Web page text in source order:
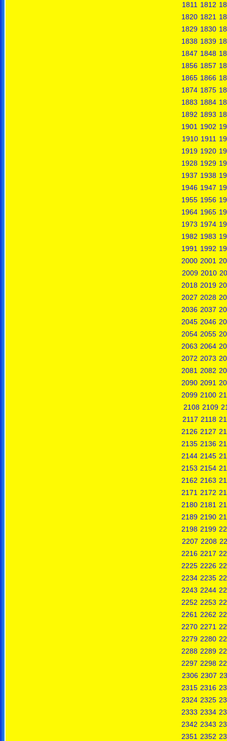
1811 1812
1820 1821
1829 1830
1838 1839
1847 1848
1856 1857
1865 1866
1874 1875
1883 1884
1892 1893
1901 1902
1910 1911
1919 1920
1928 1929
1937 1938
1946 1947
1955 1956
1964 1965
1973 1974
1982 1983
1991 1992
2000 2001
2009 2010
2018 2019
2027 2028
2036 2037
2045 2046
2054 2055
2063 2064
2072 2073
2081 2082
2090 2091
2099 2100
2108 2109
2117 2118
2126 2127
2135 2136
2144 2145
2153 2154
2162 2163
2171 2172
2180 2181
2189 2190
2198 2199
2207 2208
2216 2217
2225 2226
2234 2235
2243 2244
2252 2253
2261 2262
2270 2271
2279 2280
2288 2289
2297 2298
2306 2307
2315 2316
2324 2325
2333 2334
2342 2343
2351 2352